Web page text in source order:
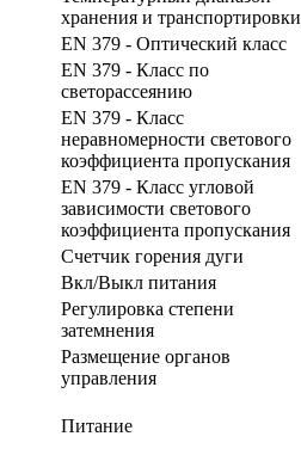
хранения и транспортировки
EN 379 - Оптический класс
EN 379 - Класс по
светорассеянию
EN 379 - Класс
неравномерности светового
коэффициента пропускания
EN 379 - Класс угловой
зависимости светового
коэффициента пропускания
Счетчик горения дуги
Вкл/Выкл питания
Регулировка степени
затемнения
Размещение органов
управления
Питание